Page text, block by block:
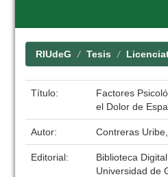
RIUdeG Tesis
Título:
Factores
el Dolor de
Autor: Contreras
Editorial:
Biblioteca
Universidad de